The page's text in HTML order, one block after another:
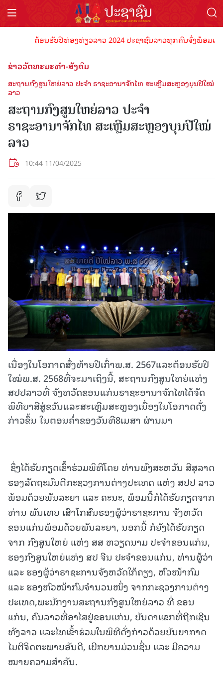
ຕ້ອນຮັບປີທ່ອງທ່ຽວລາວ 2024 ປະຊາຊົນລາວທຸກຄົນຈົ່ງພ້ອມເປັນ
ຂ່າວວັດທະນະທຳ-ສັງຄົມ
ສະຖານກົງສູນໃຫຍ່ລາວ ປະຈໍາ ຣາຊະອານາຈັກໄທ ສະເຫຼີມສະຫຼອງບຸນປີໃໝ່
ລາວ
ສະຖານກົງສູນໃຫຍ່ລາວ ປະຈໍາ
ຣາຊະອານາຈັກໄທ ສະເຫຼີມສະຫຼອງບຸນປີໃໝ່
ລາວ
10:44 11/04/2025
ເນື່ອງໃນໂອກາດສົ່ງທ້າຍປີເກົ່າພ.ສ. 2567ແລະຕ້ອນຮັບປີ
ໃໝ່ພ.ສ. 2568ທີ່ຈະມາເຖິງນີ້, ສະຖານກົງສູນໃຫຍ່ແຫ່ງ
ສປປລາວທີ່ ຈັງຫວັດຂອນແກ່ນຣາຊະອານາຈັກໄທໄດ້ຈັດ
ພິທີບາສີສູ່ຂວັນແລະສະເຫຼີມສະຫຼອງເນື່ອງໃນໂອກາດດັ່ງ
ກ່າວຂຶ້ນ ໃນຕອນຄໍ່າຂອງວັນທີ8ເມສາ ຜ່ານມາ
ຊຶ່ງໄດ້ຮັບກຽດເຂົ້າຮ່ວມພິທີໂດຍ ທ່ານພົງສະຫວັນ ສີສຸລາດ
ຮອງລັດຖະມົນຕີກະຊວງການຕ່າງປະເທດ ແຫ່ງ ສປປ ລາວ
ພ້ອມດ້ວຍພັນລະຍາ ແລະ ຄະນະ, ພ້ອມນີ້ກໍໄດ້ຮັບກຽດຈາກ
ທ່ານ ພັນເທບ ເສົາໂກສົນຮອງຜູ້ວ່າຣາຊະການ ຈັງຫວັດ
ຂອນແກ່ນພ້ອມດ້ວຍພັນລະຍາ, ນອກນີ້ ກໍຍັງໄດ້ຮັບກຽດ
ຈາກ ກົງສູນໃຫຍ່ ແຫ່ງ ສສ ຫວຽດນາມ ປະຈໍາຂອນແກ່ນ,
ຮອງກົງສູນໃຫຍ່ແຫ່ງ ສປ ຈີນ ປະຈໍາຂອນແກ່ນ, ທ່ານຜູ້ວ່າ
ແລະ ຮອງຜູ້ວ່າຣາຊະການຈັງຫວັດໃກ້ຄຽງ, ຫົວໜ້າກົມ
ແລະ ຮອງຫົວໜ້າກົມຈໍານວນໜຶ່ງ ຈາກກະຊວງການຕ່າງ
ປະເທດ,ພະນັກງານສະຖານກົງສູນໃຫຍ່ລາວ ທີ່ ຂອນ
ແກ່ນ, ຄົນລາວທີ່ອາໄສຢູ່ຂອນແກ່ນ, ບັນດາແຂກທີ່ຖືກເຊີນ
ທັງລາວ ແລະໄທເຂົ້າຮ່ວມໃນພິທີດັ່ງກ່າວດ້ວຍບັນຍາກາດ
ໄມຕີຈິດຕະພາບອັນດີ, ເບີກບານມ່ວນຊື່ນ ແລະ ມີຄວາມ
ໝາຍຄວາມສໍາຄັນ.